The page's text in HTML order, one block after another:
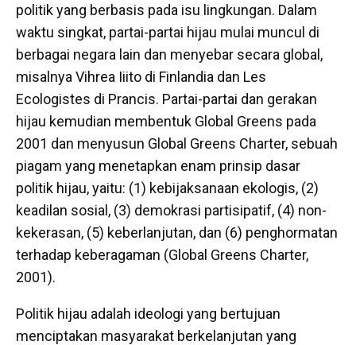
politik yang berbasis pada isu lingkungan. Dalam
waktu singkat, partai-partai hijau mulai muncul di
berbagai negara lain dan menyebar secara global,
misalnya Vihrea Iiito di Finlandia dan Les
Ecologistes di Prancis. Partai-partai dan gerakan
hijau kemudian membentuk Global Greens pada
2001 dan menyusun Global Greens Charter, sebuah
piagam yang menetapkan enam prinsip dasar
politik hijau, yaitu: (1) kebijaksanaan ekologis, (2)
keadilan sosial, (3) demokrasi partisipatif, (4) non-
kekerasan, (5) keberlanjutan, dan (6) penghormatan
terhadap keberagaman (Global Greens Charter,
2001).
Politik hijau adalah ideologi yang bertujuan
menciptakan masyarakat berkelanjutan yang